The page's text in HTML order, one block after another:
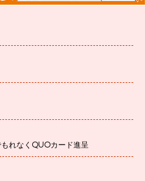
れなくQUOカード進呈